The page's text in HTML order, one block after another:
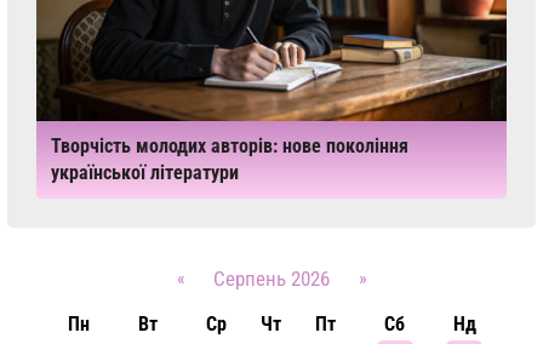
Творчість молодих авторів: нове покоління
української літератури
« Серпень 2026
»
Пн
Вт Ср Чт Пт Сб
Нд